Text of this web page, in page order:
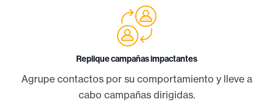
Replique campañas impactantes
Agrupe contactos por su comportamiento y lleve a
cabo campañas dirigidas.